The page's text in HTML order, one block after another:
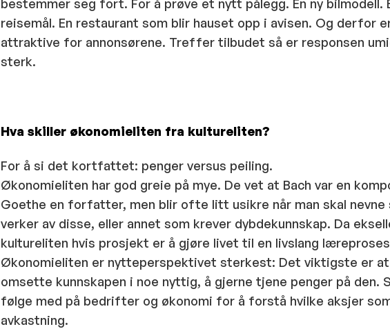
bestemmer seg fort. For å prøve et nytt pålegg. En ny bilmodell.
reisemål. En restaurant som blir hauset opp i avisen. Og derfor
attraktive for annonsørene. Treffer tilbudet så er responsen
sterk.
Hva skiller økonomieliten fra kultureliten?
For å si det kortfattet: penger versus peiling.
Økonomieliten har god greie på mye. De vet at Bach var en
Goethe en forfatter, men blir ofte litt usikre når man skal nevne
verker av disse, eller annet som krever dybdekunnskap. Da
kultureliten hvis prosjekt er å gjøre livet til en livslang
Økonomieliten er nytteperspektivet sterkest: Det viktigste er at
omsette kunnskapen i noe nyttig, å gjerne tjene penger på den.
følge med på bedrifter og økonomi for å forstå hvilke aksjer
avkastning.